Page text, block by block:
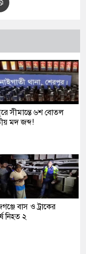
সীমান্তে ৬শ বোতল
মদ জব্দ!
বাস ও ট্রাকের
নিহত ২